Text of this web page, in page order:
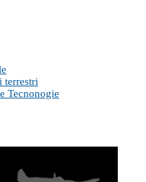
terrestri
Tecnonogie